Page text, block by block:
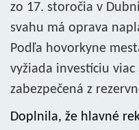
zo 17. storočia v
svahu má oprava
Podľa hovorkyne
vyžiada investíciu
zabezpečená z
Doplnila, že hlavné